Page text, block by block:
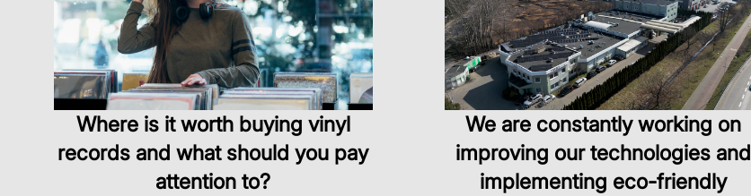
Where is it worth buying vinyl
records and what should you pay
attention to?
We are constantly working on
improving our technologies and
implementing eco-friendly